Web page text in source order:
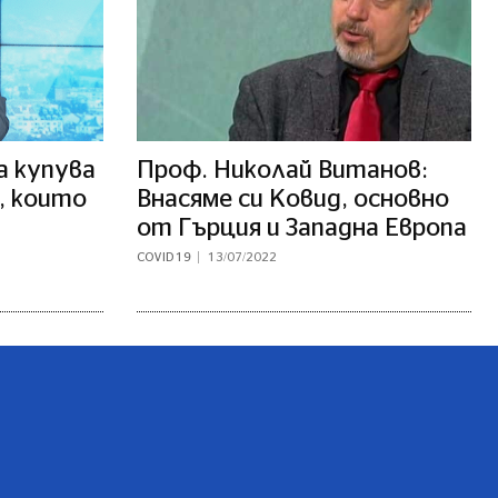
купува
които
Проф. Николай Витанов:
Внасяме си Ковид, основно
от Гърция и Западна Европа
COVID 19 13/07/2022